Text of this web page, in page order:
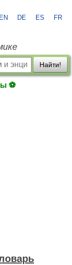
EN DE ES FR
Найти!
⚽